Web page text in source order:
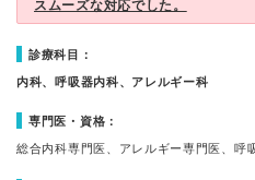
スムーズな対応でした。
診療科目：
内科、呼吸器内科、アレルギー科
専門医・資格：
総合内科専門医、アレルギー専門医、呼